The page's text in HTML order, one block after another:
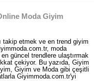
Moda Giyim
takip etmek ve en trend giyim
moda
güncel trendlere ulaştırmak
çekiyor. Bu yazıda, Giyim
Giyim ve Moda gibi çeşitli
Giyimmoda.com.tr'yi